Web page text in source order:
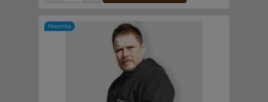
Novinka